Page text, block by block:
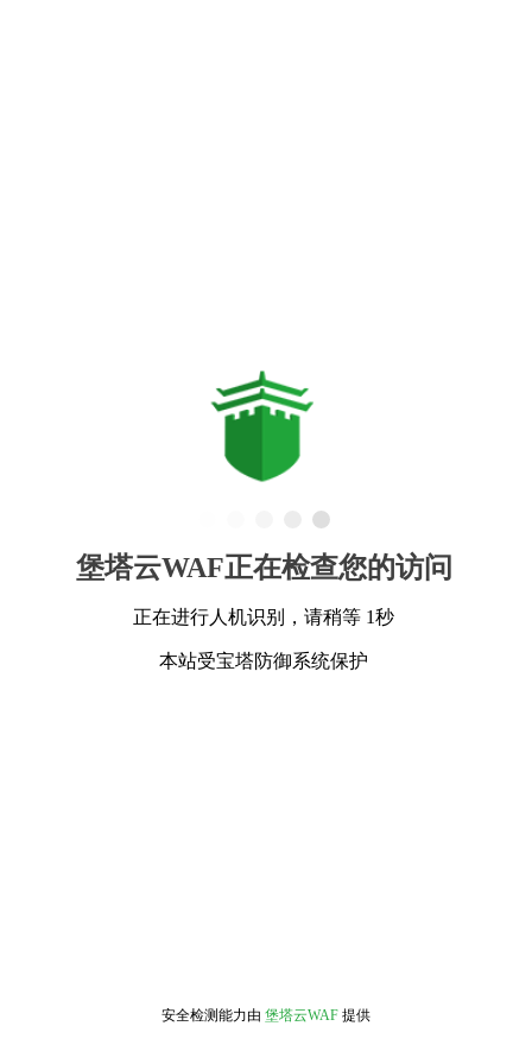
堡塔云WAF正在检查您的访问
正在进行人机识别，请稍等 1秒
本站受宝塔防御系统保护
安全检测能力由 堡塔云WAF 提供